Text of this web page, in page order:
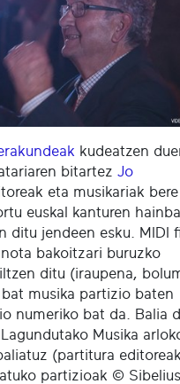
kudeatzen
bitartez Jo
eta musikariak
euskal kanturen
ditu jendeen esku. MIDI
bakoitzari buruzko
ditu (iraupena,
musika partizio baten
numeriko bat da. Balia
Musika
(partitura
partizioak ©